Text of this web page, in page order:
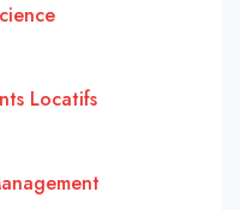
Locatifs